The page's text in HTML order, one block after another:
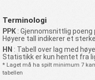
Terminologi
PPK: Gjennomsnittlig
Høyere tall indikerer et
HN : Tabell over lag med
Statistikk er kun hentet fra
* Laget må ha spilt minimum 7
tabellen